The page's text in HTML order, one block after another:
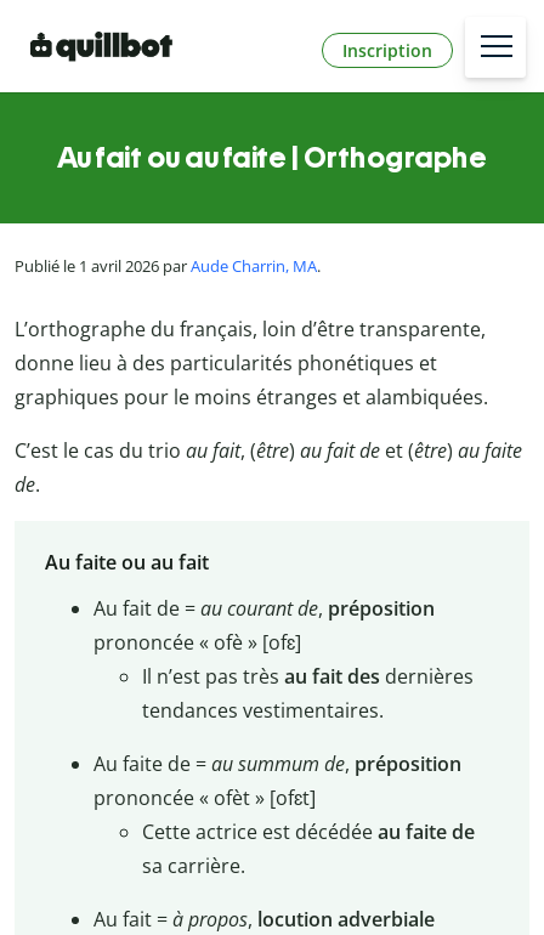
Inscription
Au fait ou au faite | Orthographe
Publié le 1 avril 2026 parAude Charrin, MA.
L’orthographe du français, loin d’être transparente,
donne lieu à des particularités phonétiques et
graphiques pour le moins étranges et alambiquées.
C’est le cas du trio au fait, (être) au fait de et (être) au faite
de.
Au faite ou au fait
Au fait de =au courant de, préposition
prononcée « ofè » [ofɛ]
Il n’est pas très au fait des dernières
tendances vestimentaires.
Au faite de =au summum de, préposition
prononcée « ofèt » [ofɛt]
Cette actrice est décédéeau faite de
sa carrière.
Au fait =à propos, locution adverbiale